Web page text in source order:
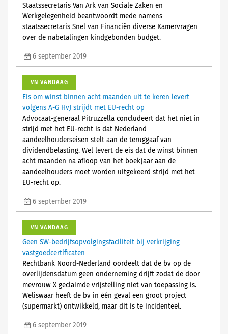
Staatssecretaris Van Ark van Sociale Zaken en
Werkgelegenheid beantwoordt mede namens
staatssecretaris Snel van Financiën diverse Kamervragen
over de nabetalingen kindgebonden budget.
6 september 2019
VN VANDAAG
Eis om winst binnen acht maanden uit te keren levert
volgens A-G HvJ strijdt met EU-recht op
Advocaat-generaal Pitruzzella concludeert dat het niet in
strijd met het EU-recht is dat Nederland
aandeelhouderseisen stelt aan de teruggaaf van
dividendbelasting. Wel levert de eis dat de winst binnen
acht maanden na afloop van het boekjaar aan de
aandeelhouders moet worden uitgekeerd strijd met het
EU-recht op.
6 september 2019
VN VANDAAG
Geen SW-bedrijfsopvolgingsfaciliteit bij verkrijging
vastgoedcertificaten
Rechtbank Noord-Nederland oordeelt dat de bv op de
overlijdensdatum geen onderneming drijft zodat de door
mevrouw X geclaimde vrijstelling niet van toepassing is.
Weliswaar heeft de bv in één geval een groot project
(supermarkt) ontwikkeld, maar dit is te incidenteel.
6 september 2019